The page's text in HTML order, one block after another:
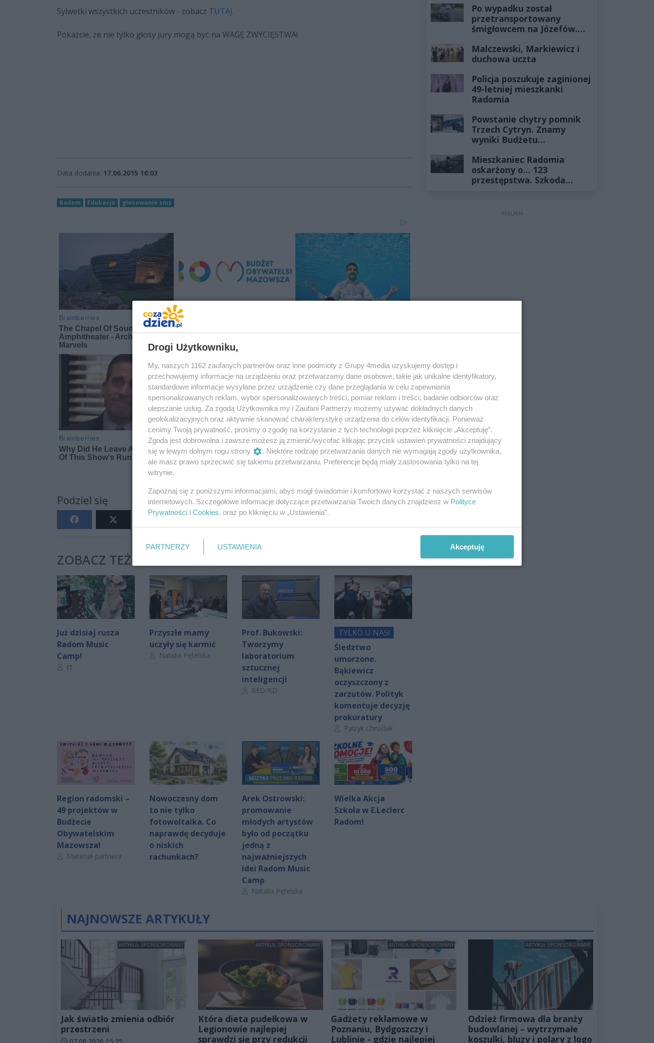
Sylwetki wszystkich uczestników - zobacz TUTAJ.
Pokażcie, że nie tylko głosy jury mogą być na WAGĘ ZWYCIĘSTWA!
Data dodania: 17.06.2015 16:03
Radom Edukacja głosowanie sms
Podziel się Oceń
ZOBACZ TEŻ:
Już dzisiaj rusza
Radom Music
Camp!
Autor artykułu:
ct
Przyszłe mamy
uczyły się karmić
Autor artykułu:
Natalia Pętelska
Prof. Bukowski:
Tworzymy
laboratorium
sztucznej
inteligencji
Autor artykułu:
RED/KD
TYLKO U NAS!
Śledztwo
umorzone.
Bąkiewicz
oczyszczony z
zarzutów. Polityk
komentuje decyzję
prokuratury
Autor artykułu:
Patryk Chruślak
Region radomski –
49 projektów w
Budżecie
Obywatelskim
Mazowsza!
Autor artykułu:
Materiał partnera
Nowoczesny dom
to nie tylko
fotowoltaika. Co
naprawdę decyduje
o niskich
rachunkach?
Arek Ostrowski:
promowanie
młodych artystów
było od początku
jedną z
najważniejszych
idei Radom Music
Camp
Autor artykułu:
Natalia Pętelska
Wielka Akcja
Szkoła w E.Leclerc
Radom!
Po wypadku został
przetransportowany
śmigłowcem na Józefów.
żyłach
Malczewski, Markiewicz i
duchowa uczta
Policja poszukuje zaginionej
49-letniej mieszkanki
Radomia
Powstanie chytry pomnik
Trzech Cytryn. Znamy
wyniki Budżetu
Mieszkaniec Radomia
oskarżony o... 123
przestępstwa. Szkoda
REKLAMA
NAJNOWSZE ARTYKUŁY
ARTYKUŁ SPONSOROWANY
Jak światło zmienia odbiór
przestrzeni
Data dodania artykułu:
ARTYKUŁ SPONSOROWANY
Która dieta pudełkowa w
Legionowie najlepiej
sprawdzi się przy redukcji
ARTYKUŁ SPONSOROWANY
Gadżety reklamowe w
Poznaniu, Bydgoszczy i
Lublinie - gdzie najlepiej
ARTYKUŁ SPONSOROWANY
Odzież firmowa dla branży
budowlanej – wytrzymałe
koszulki, bluzy i polary z logo
Drogi Użytkowniku,
My, naszych 1162 zaufanych partnerów oraz inne podmioty z Grupy 4media uzyskujemy dostęp i
przechowujemy informacje na urządzeniu oraz przetwarzamy dane osobowe, takie jak unikalne identyfikatory,
standardowe informacje wysyłane przez urządzenie czy dane przeglądania w celu zapewniania
spersonalizowanych reklam, wybór spersonalizowanych treści, pomiar reklam i treści, badanie odbiorców oraz
ulepszanie usług. Za zgodą Użytkownika my i Zaufani Partnerzy możemy używać dokładnych danych
geolokalizacyjnych oraz aktywnie skanować charakterystykę urządzenia do celów identyfikacji. Ponieważ
cenimy Twoją prywatność, prosimy o zgodę na korzystanie z tych technologii poprzez kliknięcie „Akceptuję”.
Zgoda jest dobrowolna i zawsze możesz ją zmienić/wycofać klikając przycisk ustawień prywatności znajdujący
się w lewym dolnym rogu strony
. Niektóre rodzaje przetwarzania danych nie wymagają zgody użytkownika,
ale masz prawo sprzeciwić się takiemu przetwarzaniu. Preferencje będą miały zastosowania tylko na tej
witrynie.
Zapoznaj się z poniższymi informacjami, abyś mógł świadomie i komfortowo korzystać z naszych serwisów
internetowych. Szczegółowe informacje dotyczące przetwarzania Twoich danych znajdziesz w Polityce
Prywatności i Cookies. oraz po kliknięciu w „Ustawienia”.
PARTNERZY USTAWIENIA Akceptuję